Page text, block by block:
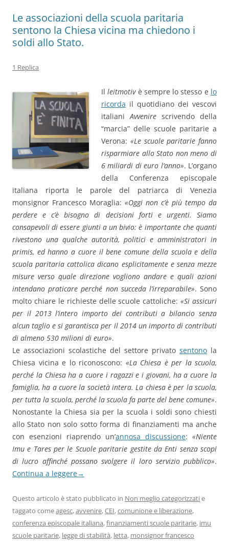
Le associazioni della scuola paritaria
sentono la Chiesa vicina ma chiedono i
soldi allo Stato.
1 Replica
Illeitmotivè sempre lo stesso e lo
ricorda il quotidiano dei vescovi
italianiAvvenire scrivendo della
“marcia” delle scuole paritarie a
Verona: «Le scuole paritarie fanno
risparmiare allo Stato non meno di
6 miliardi di euro l’anno». L’organo
della Conferenza episcopale
italiana riporta le parole del patriarca di Venezia
monsignor Francesco Moraglia: «Oggi non c’è più tempo da
perdere e c’è bisogno di decisioni forti e urgenti. Siamo
consapevoli di essere giunti a un bivio: è importante che quanti
rivestono una qualche autorità, politici e amministratori in
primis, ed hanno a cuore il bene comune della scuola e della
scuola paritaria cattolica dicano esplicitamente e senza mezze
misure verso quale direzione vogliono andare e quali azioni
intendano praticare perché non succeda l’irreparabile». Sono
molto chiare le richieste delle scuole cattoliche:«Si assicuri
per il 2013 l’intero importo dei contributi a bilancio senza
alcun taglio e si garantisca per il 2014 un importo di contributi
di almeno 530 milioni di euro».
Le associazioni scolastiche del settore privato sentono la
Chiesa vicina e lo riconoscono: «La Chiesa è per la scuola,
perché la Chiesa ha a cuore i ragazzi e i giovani, ha a cuore la
famiglia, ha a cuore la società intera. La chiesa è per la scuola,
per tutta la scuola, perché la scuola fa parte del bene comune».
Nonostante la Chiesa sia per la scuola i soldi sono chiesti
allo Stato non solo sotto forma di finanziamenti ma anche
con esenzioni riaprendo un’annosa discussione: «Niente
Imu e Tares per le Scuole paritarie gestite da Enti senza scopi
di lucro affinché possano svolgere il loro servizio pubblico».
Continua a leggere→
Questo articolo è stato pubblicato in Non meglio categorizzatie
taggato comeagesc,avvenire,CEI,comunione e liberazione,
conferenza episcopale italiana,finanziamenti scuole paritarie, imu
scuole paritarie, legge di stabilità, letta, monsignor francesco